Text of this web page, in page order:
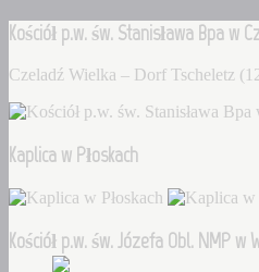
Kościół p.w. św. Stanisława Bpa w
Czeladź Wielka – Dorf Tscheletz
Kaplica w Płoskach
Kościół p.w. św. Józefa Obl. NMP w